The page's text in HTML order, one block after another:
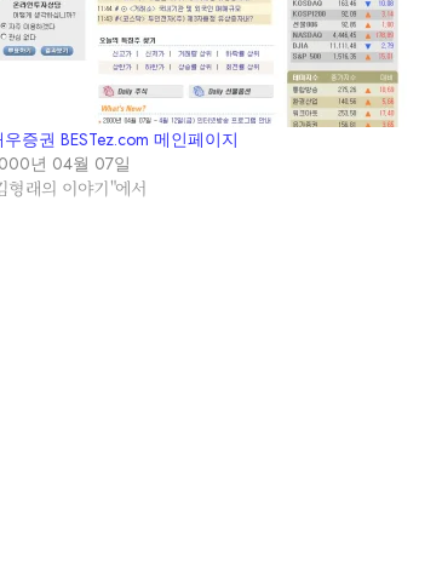
증권 BESTez.com 메인페이지
년 04월 07일
형래의 이야기"에서